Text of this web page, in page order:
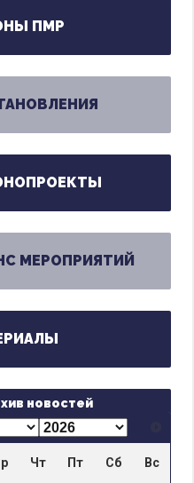
ПМР
МЕРОПРИЯТИЙ
новостей
Чт Пт Сб Вс